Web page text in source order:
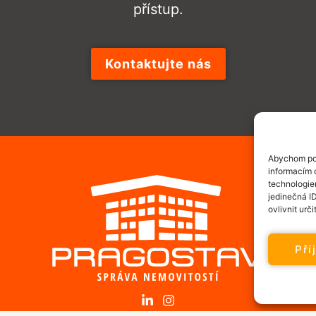
Abychom
informacím
jedinečná
ovlivnit
přístup.
Kontaktujte nás